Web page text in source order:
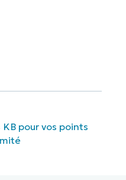
pour vos points